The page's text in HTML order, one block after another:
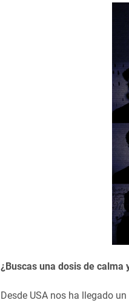
¿Buscas una dosis de calma
Desde USA nos ha llegado